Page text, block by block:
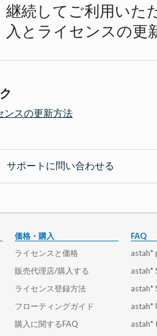
継続してご利用いた
入とライセンスの更
ンスの更新方法
サポートに問い合わせる
価格・購入
ライセンスと価格
販売代理店/購入する
ライセンス登録方法
フローティングガイド
購入に関するFAQ
FAQ
astah*
astah*
astah*
astah*
astah*